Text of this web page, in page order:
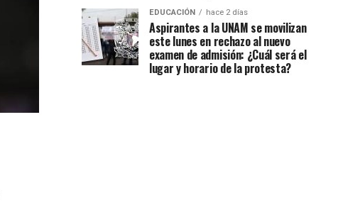
EDUCACIÓN hace 2 días
Aspirantes a la UNAM se movilizan
este lunes en rechazo al nuevo
examen de admisión: ¿Cuál será el
lugar y horario de la protesta?